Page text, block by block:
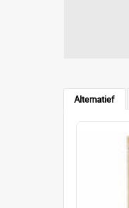
Alternatief